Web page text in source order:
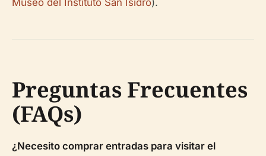
Museo del Instituto San Isidro).
Preguntas Frecuentes
(FAQs)
¿Necesito comprar entradas para visitar el